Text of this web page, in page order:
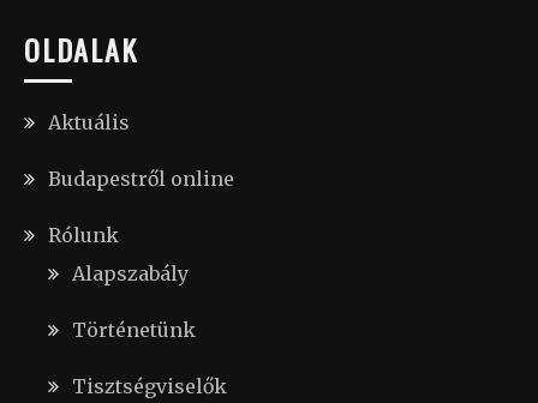
OLDALAK
Aktuális
Budapestről online
Rólunk
Alapszabály
Történetünk
Tisztségviselők